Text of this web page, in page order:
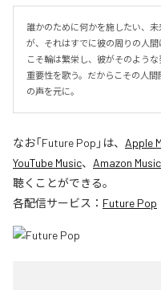
誰かのために何かを施したい、
が、それはすでに彼の周りの人
こそ輪は繁栄し、彼がそのよう
重要性を歌う。だからこその人
の声を元に。
なお「Future Pop 」は、 Apple
YouTube Music、 Amazon
聴くことができる。
各配信サービス： Future Pop